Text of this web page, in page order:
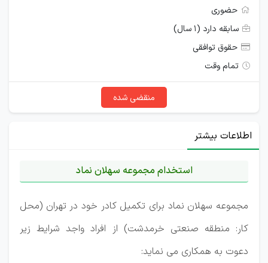
حضوری
سابقه دارد (۱ سال)
حقوق توافقی
تمام وقت
منقضی شده
اطلاعات بیشتر
استخدام مجموعه سهلان نماد
مجموعه سهلان نماد برای تکمیل کادر خود در تهران (محل
کار: منطقه صنعتی خرمدشت) از افراد واجد شرایط زیر
دعوت به همکاری می نماید: